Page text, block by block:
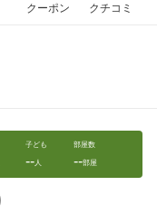
クーポン クチコミ
子ども
--人
部屋数
--部屋